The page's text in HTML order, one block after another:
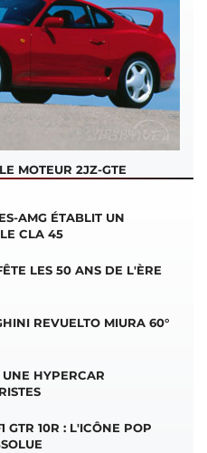
MOTEUR 2JZ-GTE
AMG ÉTABLIT UN
CLA 45
LES 50 ANS DE L'ÈRE
REVUELTO MIURA 60°
HYPERCAR
GTR 10R : L'ICÔNE POP